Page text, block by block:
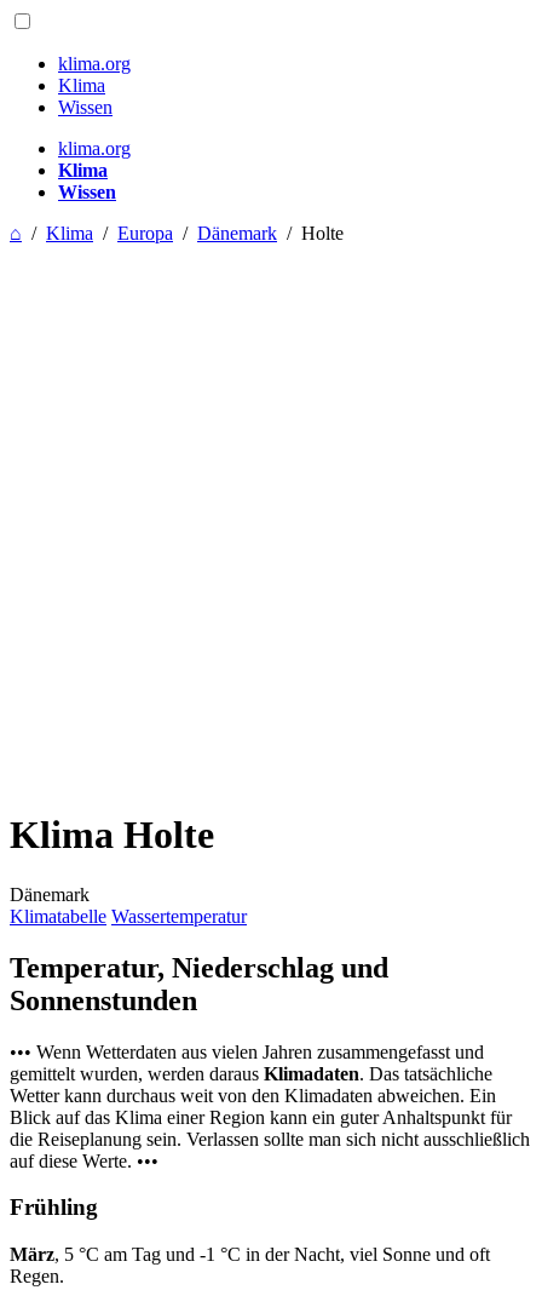
klima.org
Klima
Wissen
klima.org
Klima
Wissen
⌂ / Klima / Europa / Dänemark / Holte
Klima Holte
Dänemark
Klimatabelle Wassertemperatur
Temperatur, Niederschlag und
Sonnenstunden
••• Wenn Wetterdaten aus vielen Jahren zusammengefasst und
gemittelt wurden, werden daraus Klimadaten. Das tatsächliche
Wetter kann durchaus weit von den Klimadaten abweichen. Ein
Blick auf das Klima einer Region kann ein guter Anhaltspunkt für
die Reiseplanung sein. Verlassen sollte man sich nicht ausschließlich
auf diese Werte. •••
Frühling
März, 5 °C am Tag und -1 °C in der Nacht, viel Sonne und oft
Regen.